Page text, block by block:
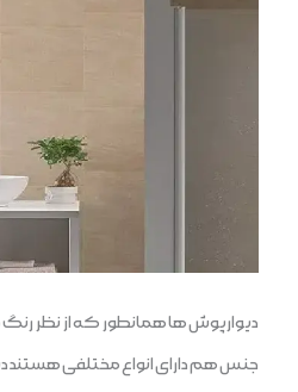
دیوارپوش ها همانطور که از نظر
جنس هم دارای انواع مختلفی هستند